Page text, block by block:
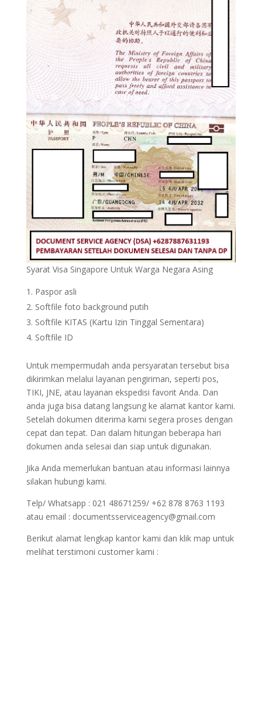
Syarat Visa Singapore Untuk Warga Negara Asing
Paspor asli
Softfile foto background putih
Softfile KITAS (Kartu Izin Tinggal Sementara)
Softfile ID
Untuk mempermudah anda persyaratan tersebut bisa
dikirimkan melalui layanan pengiriman, seperti pos,
TIKI, JNE, atau layanan ekspedisi favorit Anda. Dan
anda juga bisa datang langsung ke alamat kantor kami.
Setelah dokumen diterima kami segera proses dengan
cepat dan tepat. Dan dalam hitungan beberapa hari
dokumen anda selesai dan siap untuk digunakan.
Jika Anda memerlukan bantuan atau informasi lainnya
silakan hubungi kami.
Telp/ Whatsapp : 021 48671259/ +62 878 8763 1193
atau email : documentsserviceagency@gmail.com
Berikut alamat lengkap kantor kami dan klik map untuk
melihat terstimoni customer kami :